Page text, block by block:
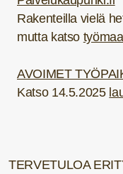
Rakenteilla vielä
mutta katso
AVOIMET
Katso 14.5.2025
TERVETULOA